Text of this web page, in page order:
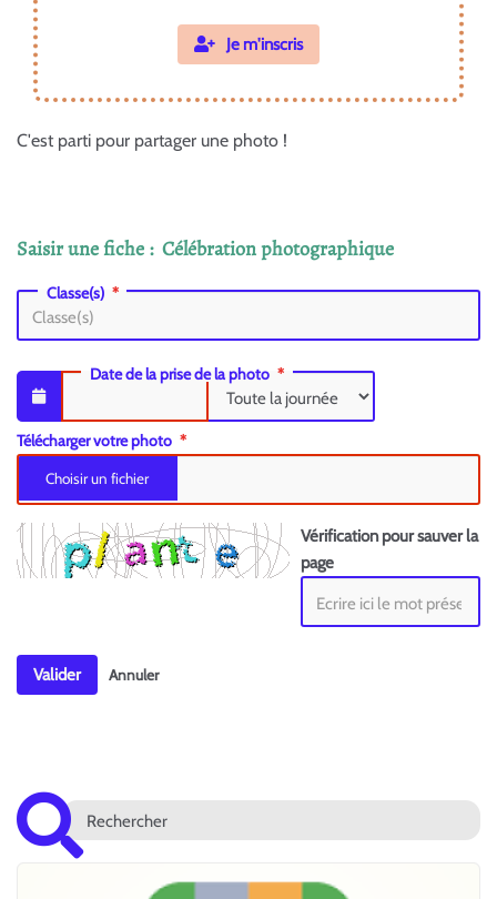
Je m'inscris
C'est parti pour partager une photo !
Saisir une fiche : Célébration photographique
Classe(s)
Date de la prise de la photo
Télécharger votre photo
Vérification pour sauver la
page
Valider Annuler